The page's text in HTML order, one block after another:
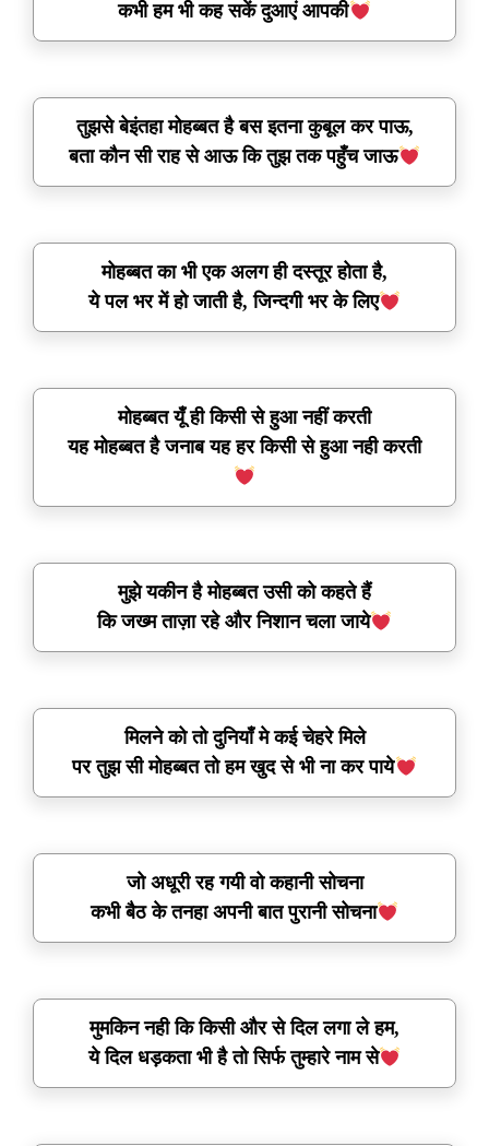
कभी हम भी कह सकें दुआएं आपकी
तुझसे बेइंतहा मोहब्बत है बस इतना कुबूल कर पाऊ,
बता कौन सी राह से आऊ कि तुझ तक पहुँच जाऊ
मोहब्बत का भी एक अलग ही दस्तूर होता है,
ये पल भर में हो जाती है, जिन्दगी भर के लिए
मोहब्बत यूँ ही किसी से हुआ नहीं करती
यह मोहब्बत है जनाब यह हर किसी से हुआ नही करती
मुझे यकीन है मोहब्बत उसी को कहते हैं
कि जख्म ताज़ा रहे और निशान चला जाये
मिलने को तो दुनियाँ मे कई चेहरे मिले
पर तुझ सी मोहब्बत तो हम खुद से भी ना कर पाये
जो अधूरी रह गयी वो कहानी सोचना
कभी बैठ के तनहा अपनी बात पुरानी सोचना
मुमकिन नही कि किसी और से दिल लगा ले हम,
ये दिल धड़कता भी है तो सिर्फ तुम्हारे नाम से